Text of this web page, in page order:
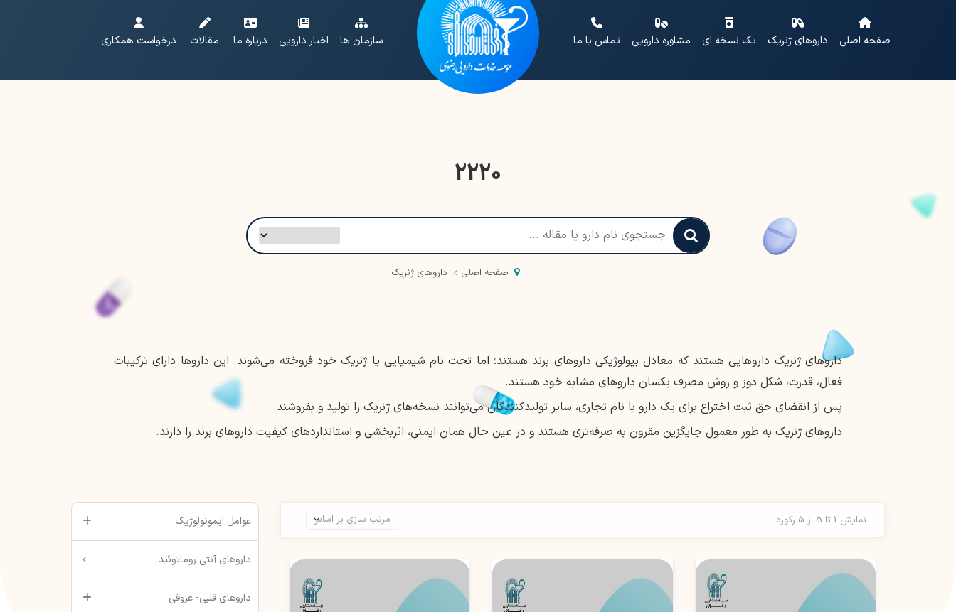
صفحه اصلی داروهای ژنریک تک نسخه ای مشاوره دارویی تماس با ما سازمان ها اخبار دارویی درباره ما مقالات درخواست همکاری
2220
صفحه اصلی داروهای ژنریک
داروهای ژنریک داروهایی هستند که معادل بیولوژیکی داروهای برند هستند؛ اما تحت نام شیمیایی یا ژنریک خود فروخته می‌شوند. این داروها دارای ترکیبات
فعال، قدرت، شکل دوز و روش مصرف یکسان داروهای مشابه خود هستند.
پس از انقضای حق ثبت اختراع برای یک دارو با نام تجاری، سایر تولیدکنندگان می‌توانند نسخه‌های ژنریک را تولید و بفروشند.
داروهای ژنریک به طور معمول جایگزین مقرون به صرفه‌تری هستند و در عین حال همان ایمنی، اثربخشی و استانداردهای کیفیت داروهای برند را دارند.
نمایش 1 تا 5 از 5 رکورد عوامل ایمونولوژیک
داروهای آنتی روماتوئید
داروهای قلبی- عروقی